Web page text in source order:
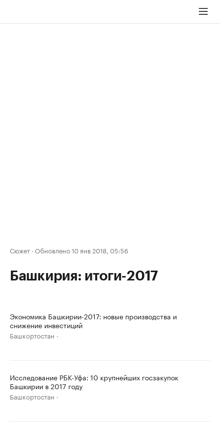
Сюжет · Обновлено 10 янв 2018, 05:56
Башкирия: итоги-2017
Экономика Башкирии-2017: новые производства и
снижение инвестиций
Башкортостан
Исследование РБК-Уфа: 10 крупнейших госзакупок
Башкирии в 2017 году
Башкортостан